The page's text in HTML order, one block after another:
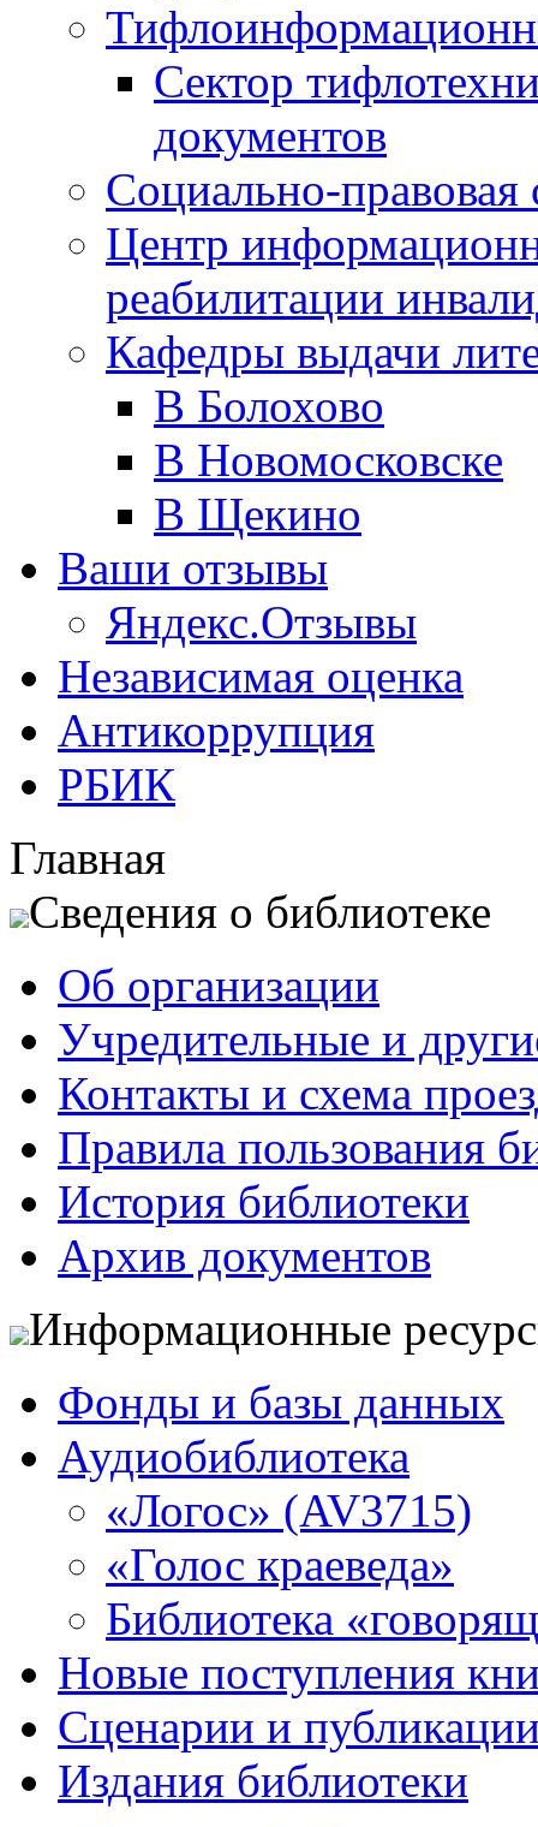
Сектор
документов
Социально-правовая
Центр
реабилитации
Кафедры выдачи
В Болохово
В Новомосковске
В Щекино
Ваши отзывы
Яндекс.Отзывы
Независимая оценка
Антикоррупция
РБИК
Главная
Сведения о библиотеке
Об организации
Учредительные и
Контакты и схема
Правила пользования
История библиотеки
Архив документов
Информационные
Фонды и базы данных
Аудиобиблиотека
«Логос» (AV3715)
«Голос краеведа»
Библиотека
Новые поступления
Сценарии и
Издания библиотеки